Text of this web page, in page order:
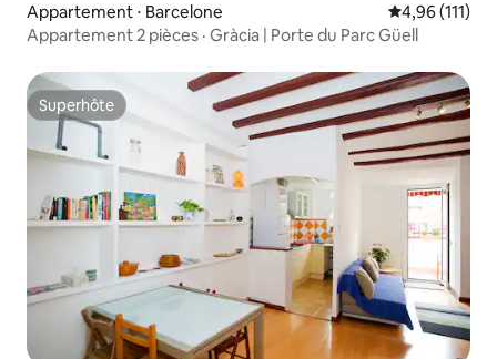
Appartement ⋅ Barcelone Évaluation
4,96 (111)
Appartement 2 pièces · Gràcia | Porte du Parc Güell
Superhôte
Superhôte